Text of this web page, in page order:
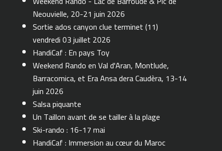
Neouvielle, 20-21 juin 2026
Sortie ados canyon clue terminet (11)
vendredi 03 juillet 2026
HandiCaf : En pays Toy
Weekend Rando en Val d'Aran, Montlude,
Barracomica, et Era Ansa dera Caudèra, 13-14
juin 2026
Salsa piquante
Un Taillon avant de se tailler à la plage
Ski-rando : 16-17 mai
HandiCaf : Immersion au cœur du Maroc